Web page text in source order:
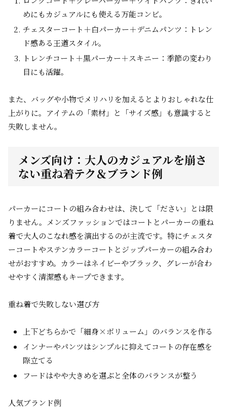
めにもカジュアルにも使える万能コンビ。
チェスターコート＋白パーカー＋デニムパンツ：トレン
ド感ある王道スタイル。
トレンチコート＋黒パーカー＋スキニー：季節の変わり
目にも活躍。
また、バッグや小物でメリハリを加えるとよりおしゃれな仕
上がりに。アイテムの「素材」と「サイズ感」も意識すると
失敗しません。
メンズ向け：大人のカジュアルを崩さ
ない重ね着テク＆ブランド例
パーカーにコートの組み合わせは、決して「ださい」とは限
りません。メンズファッションではコートとパーカーの重ね
着で大人のこなれ感を演出するのが主流です。特にチェスタ
ーコートやステンカラーコートとジップパーカーの組み合わ
せがおすすめ。カラーはネイビーやブラック、グレーが合わ
せやすく清潔感もキープできます。
重ね着で失敗しない選び方
上下どちらかで「細身×ボリューム」のバランスを作る
インナーやパンツはシンプルに抑えてコートの存在感を
際立てる
フードはやや大きめを選ぶと全体のバランスが整う
人気ブランド例